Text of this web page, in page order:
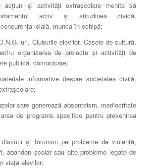
acţiuni şi activităţi extraşcolare menite să
activ şi atitudinea civică,
loială, munca în echipă;
uri, Cluburile elevilor, Casele de cultură,
organizarea de proiecte şi activităţi de
publică, comunicare;
informative despre societatea civilă,
care generează absenteism, mediocritate
de programe specifice pentru prevenirea
şi forumuri pe probleme de violenţă,
abandon şcolar sau alte probleme legate de
viaţa elevilor;